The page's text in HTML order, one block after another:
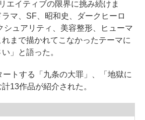
エイティブの限界に挑み続けま
マ、SF、昭和史、ダークヒーロ
シュアリティ、美容整形、ヒューマ
まで描かれてこなかったテーマに
」と語った。
トする「九条の大罪」、「地獄に
13作品が紹介された。